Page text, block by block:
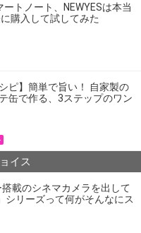
トノート、NEWYESは本当
購入して試してみた
ピ】簡単で旨い！ 自家製の
缶で作る、3ステップのワン
イス
載のシネマカメラを出して
シリーズって何がそんなにス